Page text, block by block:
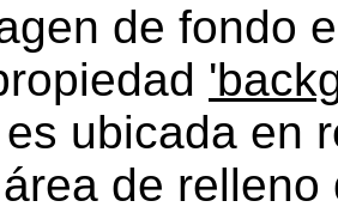
de fondo
ubicada en
de